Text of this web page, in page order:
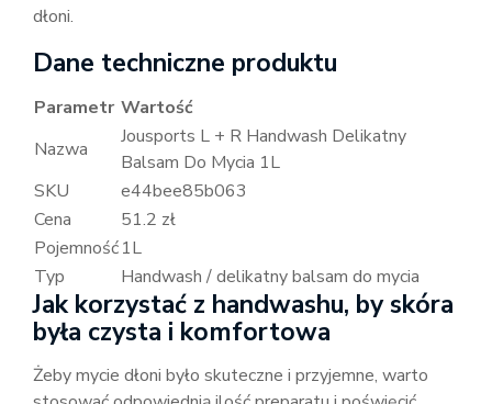
dłoni.
Dane techniczne produktu
Parametr Wartość
Nazwa
Jousports L + R Handwash Delikatny
Balsam Do Mycia 1L
SKU
e44bee85b063
Cena
51.2 zł
Pojemność1L
Typ
Handwash / delikatny balsam do mycia
Jak korzystać z handwashu, by skóra
była czysta i komfortowa
Żeby mycie dłoni było skuteczne i przyjemne, warto